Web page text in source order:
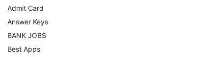
Admit Card
Answer Keys
BANK JOBS
Best Apps